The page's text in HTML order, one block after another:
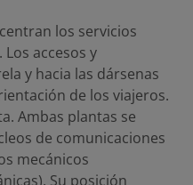
los servicios
accesos y
y hacia las dársenas
de los viajeros.
Ambas plantas se
de comunicaciones
mecánicos
Su posición